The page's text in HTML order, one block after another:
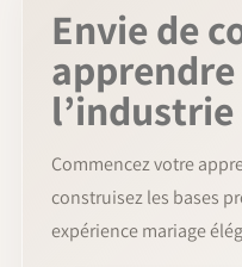
Envie de
Commencez votre
construisez les bases
expérience mariage